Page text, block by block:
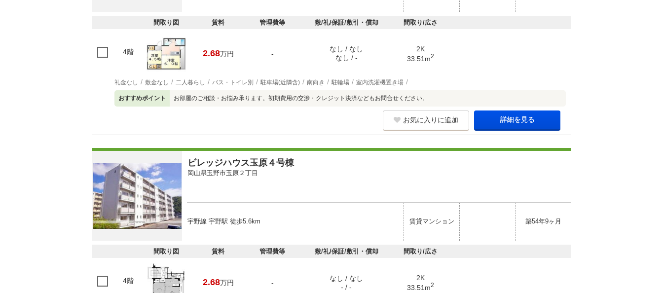
間取り図 賃料 管理費等 敷/礼/保証/敷引・償却 間取り/広さ
4階 2.68万円 -
なし / なし
なし / -
2K
33.51m2
礼金なし 敷金なし 二人暮らし バス・トイレ別 駐車場(近隣含) 南向き 駐輪場 室内洗濯機置き場
おすすめポイント お部屋のご相談・お悩み承ります。初期費用の交渉・クレジット決済などもお問合せください。
お気に入りに追加 詳細を見る
ビレッジハウス玉原４号棟
岡山県玉野市玉原２丁目
宇野線 宇野駅 徒歩5.6km 賃貸マンション 築54年9ヶ月
間取り図 賃料 管理費等 敷/礼/保証/敷引・償却 間取り/広さ
4階 2.68万円 -
なし / なし
- / -
2K
33.51m2